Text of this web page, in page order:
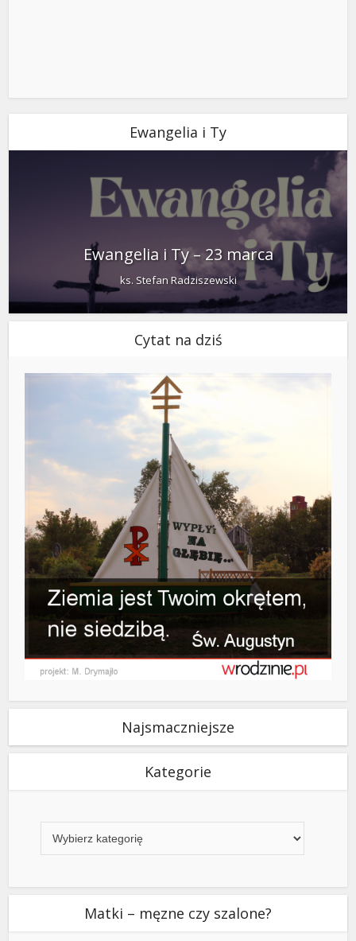
Ewangelia i Ty
Ewangelia i Ty – 23 marca
ks. Stefan Radziszewski
Cytat na dziś
Najsmaczniejsze
Kategorie
Matki – męzne czy szalone?